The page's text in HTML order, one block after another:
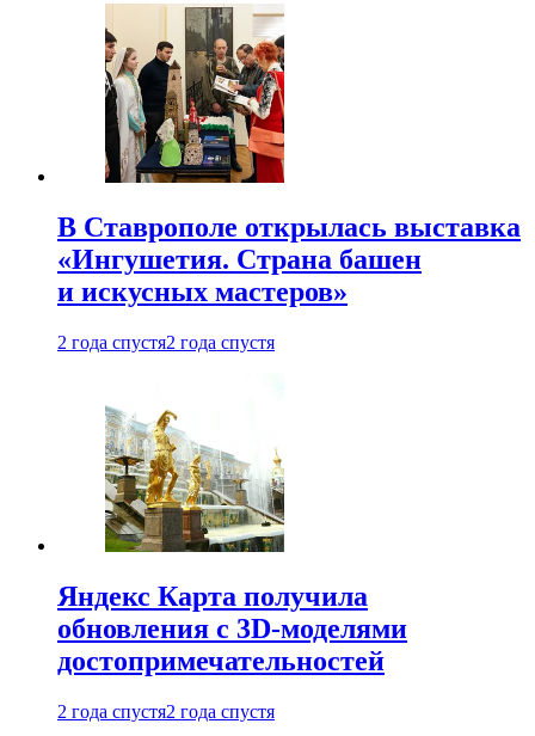
В Ставрополе открылась выставка
«Ингушетия. Страна башен
и искусных мастеров»
2 года спустя2 года спустя
Яндекс Карта получила
обновления с 3D-моделями
достопримечательностей
2 года спустя2 года спустя